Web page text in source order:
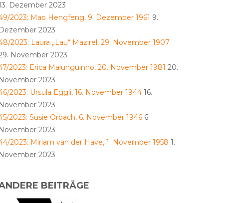
Dezember 2023
2023: Mao Hengfeng, 9. Dezember 1961 9.
Dezember 2023
2023: Laura „Lau“ Mazirel, 29. November 1907
November 2023
2023: Erica Malunguinho, 20. November 1981 20.
November 2023
2023: Ursula Eggli, 16. November 1944 16.
November 2023
2023: Susie Orbach, 6. November 1946 6.
November 2023
2023: Miriam van der Have, 1. November 1958 1.
November 2023
BEITRÄGE